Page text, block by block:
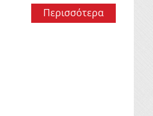
Περισσότερα